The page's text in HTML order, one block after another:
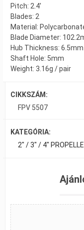
Pitch: 2.4′
Blades: 2
Material:
Blade Diameter:
Hub Thickness: 6.5mm
Shaft Hole: 5mm
Weight: 3.16g / pair
CIKKSZÁM:
FPV 5507
KATEGÓRIA:
2" / 3" / 4"